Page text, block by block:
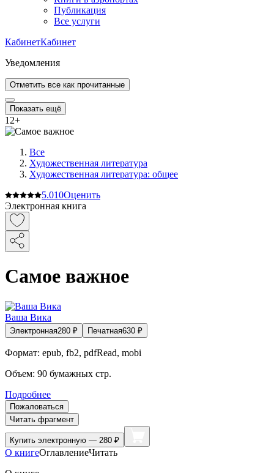
Публикация
Все услуги
КабинетКабинет
Уведомления
Отметить все как прочитанные
Показать ещё
12+
Все
Художественная литература
Художественная литература: общее
5.010Оценить
Электронная книга
Самое важное
Ваша Вика
Электронная280 ₽ Печатная630 ₽
Формат: epub, fb2, pdfRead, mobi
Объем: 90 бумажных стр.
Подробнее
Пожаловаться
Читать фрагмент
Купить электронную — 280 ₽
О книгеОглавлениеЧитать